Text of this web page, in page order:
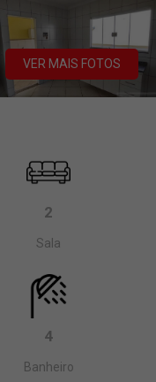
VER MAIS FOTOS
2
Sala
4
Banheiro